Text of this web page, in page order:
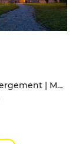
Accès handicapés | Hébergement | Menu enfants | Parking privé